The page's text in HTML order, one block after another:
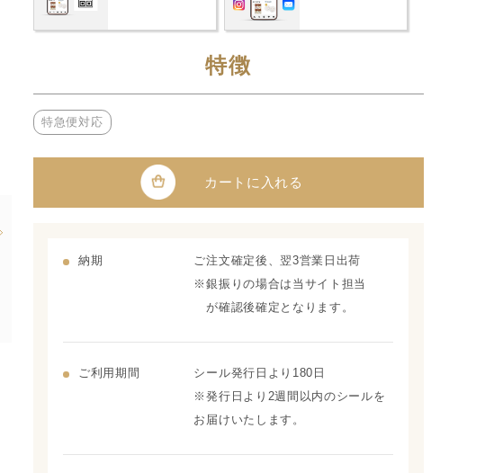
カートに入れる
特徴
特急便対応
納期
ご注文確定後、翌3営業日出荷
※銀振りの場合は当サイト担当
が確認後確定となります。
ご利用期間
シール発行日より180日
※発行日より2週間以内のシールを
お届けいたします。